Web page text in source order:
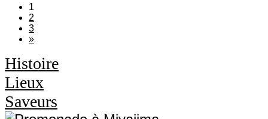
1
2
3
»
Histoire
Lieux
Saveurs